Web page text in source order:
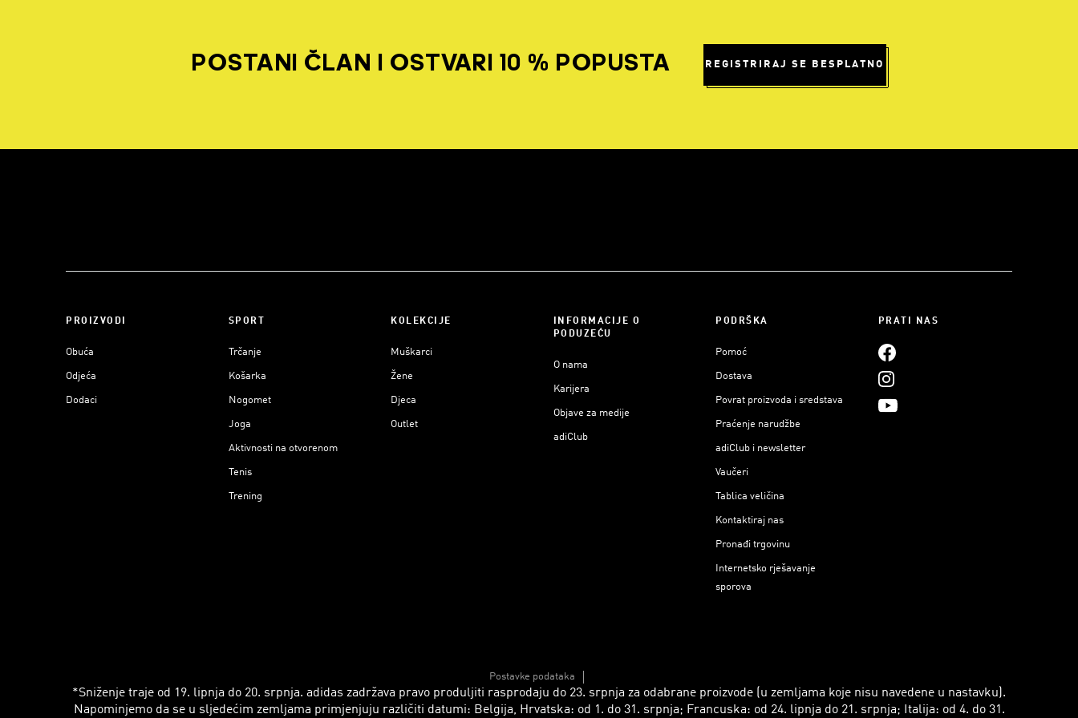
POSTANI ČLAN I OSTVARI 10 % POPUSTA REGISTRIRAJ SE BESPLATNO
PROIZVODI
Obuća
Odjeća
Dodaci
SPORT
Trčanje
Košarka
Nogomet
Joga
Aktivnosti na otvorenom
Tenis
Trening
KOLEKCIJE
Muškarci
Žene
Djeca
Outlet
INFORMACIJE O
PODUZEĆU
O nama
Karijera
Objave za medije
adiClub
PODRŠKA
Pomoć
Dostava
Povrat proizvoda i sredstava
Praćenje narudžbe
adiClub i newsletter
Vaučeri
Tablica veličina
Kontaktiraj nas
Pronađi trgovinu
Internetsko rješavanje
sporova
PRATI NAS
Postavke podataka
*Sniženje traje od 19. lipnja do 20. srpnja. adidas zadržava pravo produljiti rasprodaju do 23. srpnja za odabrane proizvode (u zemljama koje nisu navedene u nastavku).
Napominjemo da se u sljedećim zemljama primjenjuju različiti datumi: Belgija, Hrvatska: od 1. do 31. srpnja; Francuska: od 24. lipnja do 21. srpnja; Italija: od 4. do 31.